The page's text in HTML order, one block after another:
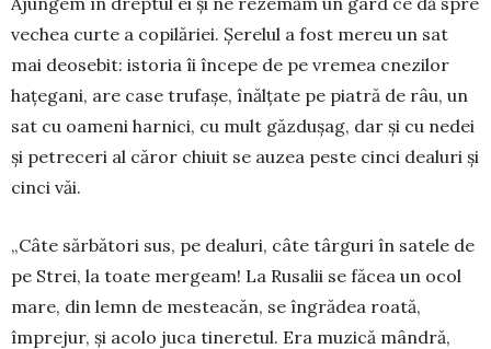
ve­chea curte a copilăriei. Șerelul a fost me­reu un sat
mai deosebit: isto­ria îi începe de pe vremea cne­zilor
hațegani, are case tru­fașe, înălțate pe piatră de râu, un
sat cu oameni har­nici, cu mult găzdușag, dar și cu nedei
și pe­tre­ceri al căror chiuit se auzea peste cinci dealuri și
cinci văi.
„Câte sărbători sus, pe dea­luri, câte târguri în satele de
pe Strei, la toate mergeam! La Rusalii se făcea un ocol
mare, din lemn de mesteacăn, se îngrădea roată,
împrejur, și acolo juca ti­neretul. Era muzică mândră,